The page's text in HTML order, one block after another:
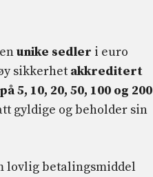
unike sedler i euro
sikkerhet akkreditert
5, 10, 20, 50, 100 og 200
gyldige og beholder sin
lovlig betalingsmiddel